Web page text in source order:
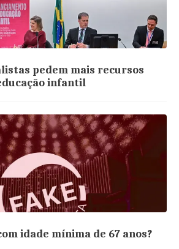
pedem mais recursos
infantil
idade mínima de 67 anos?